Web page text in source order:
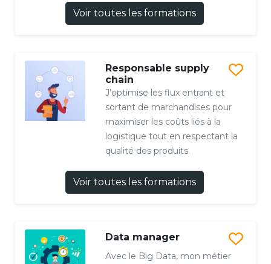
Voir toutes les formations
Responsable supply
chain
J’optimise les flux entrant et
sortant de marchandises pour
maximiser les coûts liés à la
logistique tout en respectant la
qualité des produits.
Voir toutes les formations
Data manager
Avec le Big Data, mon métier